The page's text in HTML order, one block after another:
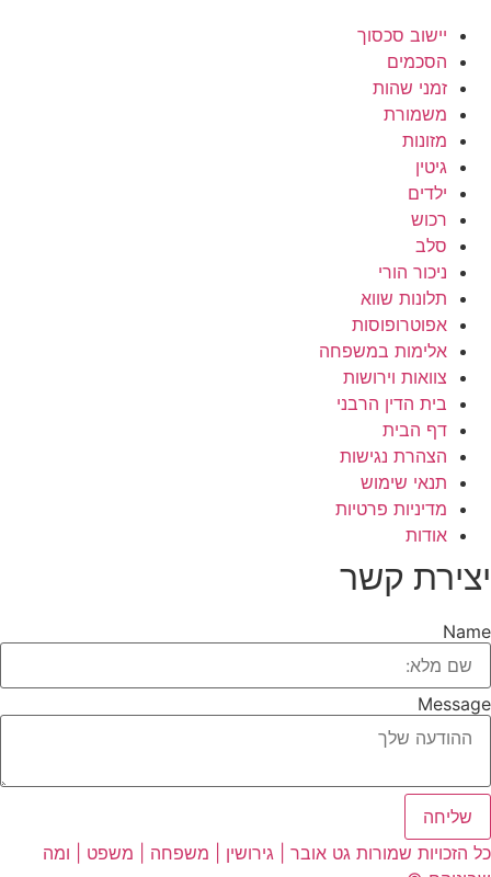
יישוב סכסוך
הסכמים
זמני שהות
משמורת
מזונות
גיטין
ילדים
רכוש
סלב
ניכור הורי
תלונות שווא
אפוטרופוסות
אלימות במשפחה
צוואות וירושות
בית הדין הרבני
דף הבית
הצהרת נגישות
תנאי שימוש
מדיניות פרטיות
אודות
יצירת קשר
Name
Message
שליחה
כל הזכויות שמורות גט אובר | גירושין | משפחה | משפט | ומה